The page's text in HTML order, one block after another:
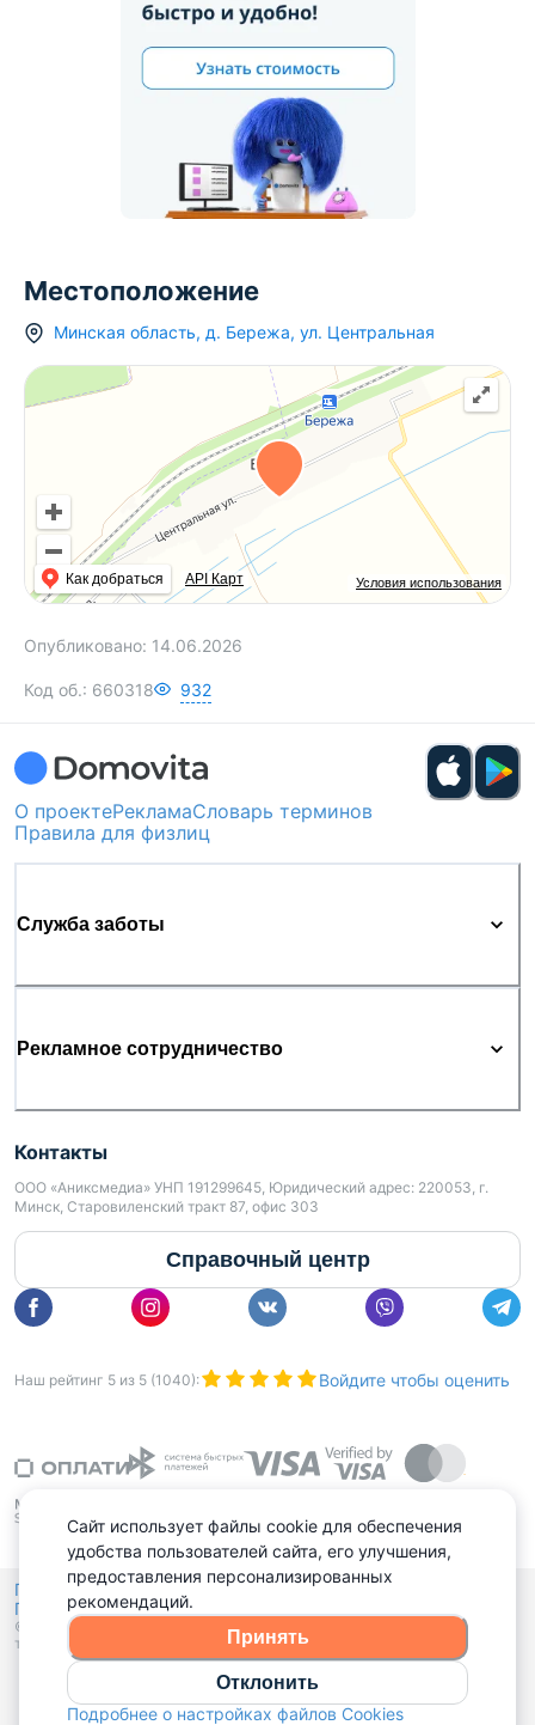
Местоположение
Минская область, д. Бережа, ул. Центральная
Условия использования
Как добраться API Карт
Опубликовано: 14.06.2026
Код об.: 660318 932
О проектеРекламаСловарь терминов
Правила для физлиц
Служба заботы
Рекламное сотрудничество
Контакты
ООО «Аниксмедиа» УНП 191299645, Юридический адрес: 220053, г.
Минск, Старовиленский тракт 87, офис 303
Справочный центр
Наш рейтинг 5 из 5 (1040): Войдите чтобы оценить
Политика конфиденциальности,
Политика обработки файлов куки
© 2015 - 2026, Domovita.by. Копирование материалов допускается
только при наличии активной ссылки.
Сайт использует файлы cookie для обеспечения
удобства пользователей сайта, его улучшения,
предоставления персонализированных
рекомендаций.
Принять
Отклонить
Подробнее о настройках файлов Cookies